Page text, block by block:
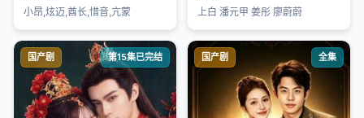
小昂,炫迈,酋长,惜音,亢蒙 上白 潘元甲 姜彤 廖蔚蔚
国产剧 第15集已完结 国产剧 全集